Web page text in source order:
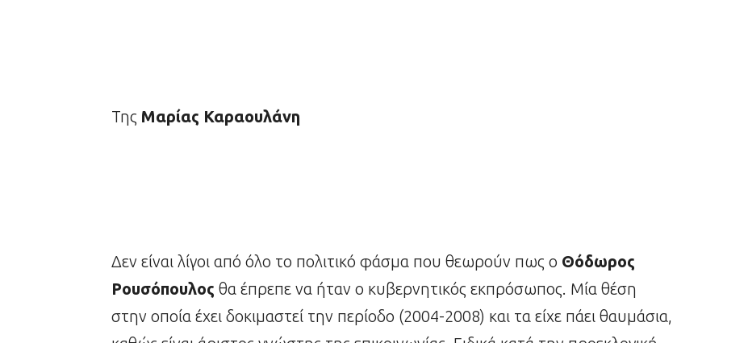
Της Μαρίας Καραουλάνη
Δεν είναι λίγοι από όλο το πολιτικό φάσμα που θεωρούν πως ο Θόδωρος
Ρουσόπουλος θα έπρεπε να ήταν ο κυβερνητικός εκπρόσωπος. Μία θέση
στην οποία έχει δοκιμαστεί την περίοδο (2004-2008) και τα είχε πάει θαυμάσια,